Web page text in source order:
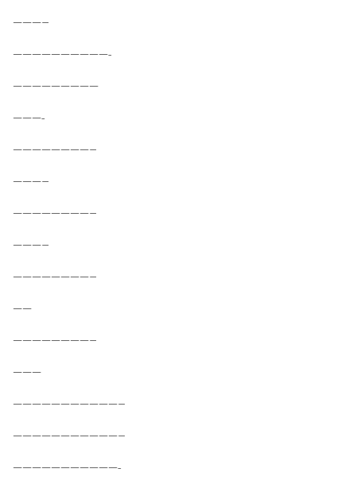
———–
——————————-
—————————
———-
————————–
———–
————————–
———–
————————–
——
————————–
———
———————————–
———————————–
———————————-